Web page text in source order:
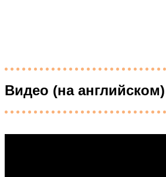
Видео (на английском)